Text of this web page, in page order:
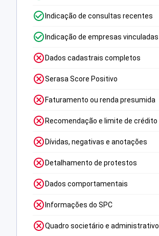
Indicação de consultas recentes
Indicação de empresas vinculadas
Dados cadastrais completos
Serasa Score Positivo
Faturamento ou renda presumida
Recomendação e limite de crédito
Dívidas, negativas e anotações
Detalhamento de protestos
Dados comportamentais
Informações do SPC
Quadro societário e administrativo